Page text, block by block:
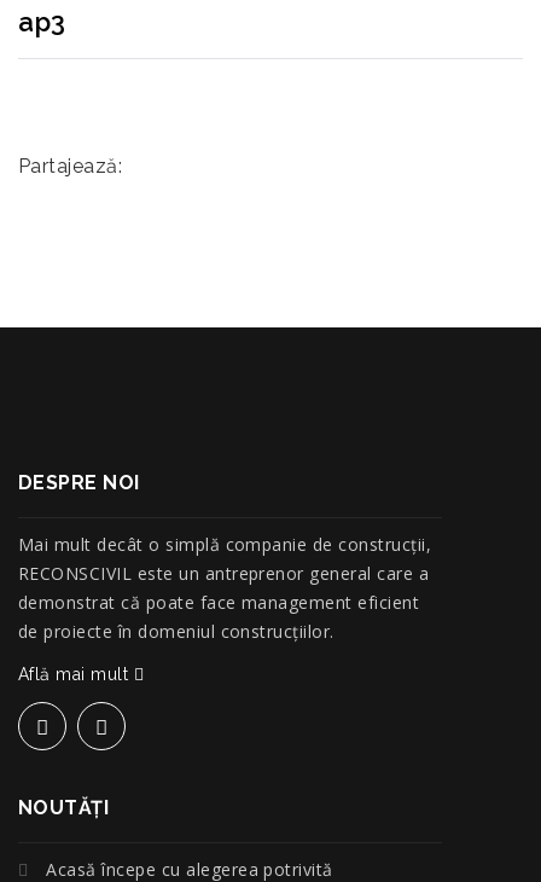
ap3
Partajează:
DESPRE NOI
Mai mult decât o simplă companie de construcţii,
RECONSCIVIL este un antreprenor general care a
demonstrat că poate face management eficient
de proiecte în domeniul construcțiilor.
Află mai mult
NOUTĂŢI
Acasă începe cu alegerea potrivită